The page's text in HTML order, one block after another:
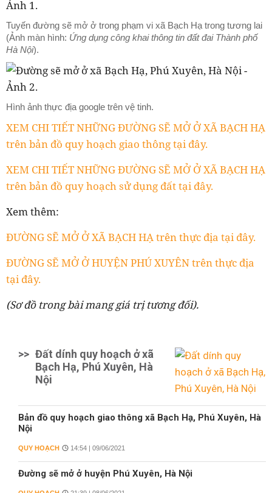
Tuyến đường sẽ mở ở trong phạm vi xã Bạch Hạ trong tương lai
(Ảnh màn hình: Ứng dụng công khai thông tin đất đai Thành phố
Hà Nội).
Hình ảnh thực địa google trên vệ tinh.
XEM CHI TIẾT NHỮNG ĐƯỜNG SẼ MỞ Ở XÃ BẠCH HẠ
trên bản đồ quy hoạch giao thông tại đây.
XEM CHI TIẾT NHỮNG ĐƯỜNG SẼ MỞ Ở XÃ BẠCH HẠ
trên bản đồ quy hoạch sử dụng đất tại đây.
Xem thêm:
ĐƯỜNG SẼ MỞ Ở XÃ BẠCH HẠ trên thực địa tại đây.
ĐƯỜNG SẼ MỞ Ở HUYỆN PHÚ XUYÊN trên thực địa
tại đây.
(Sơ đồ trong bài mang giá trị tương đối).
>> Đất dính quy hoạch ở xã
Bạch Hạ, Phú Xuyên, Hà
Nội
Bản đồ quy hoạch giao thông xã Bạch Hạ, Phú Xuyên, Hà
Nội
QUY HOẠCH 14:54 | 09/06/2021
Đường sẽ mở ở huyện Phú Xuyên, Hà Nội